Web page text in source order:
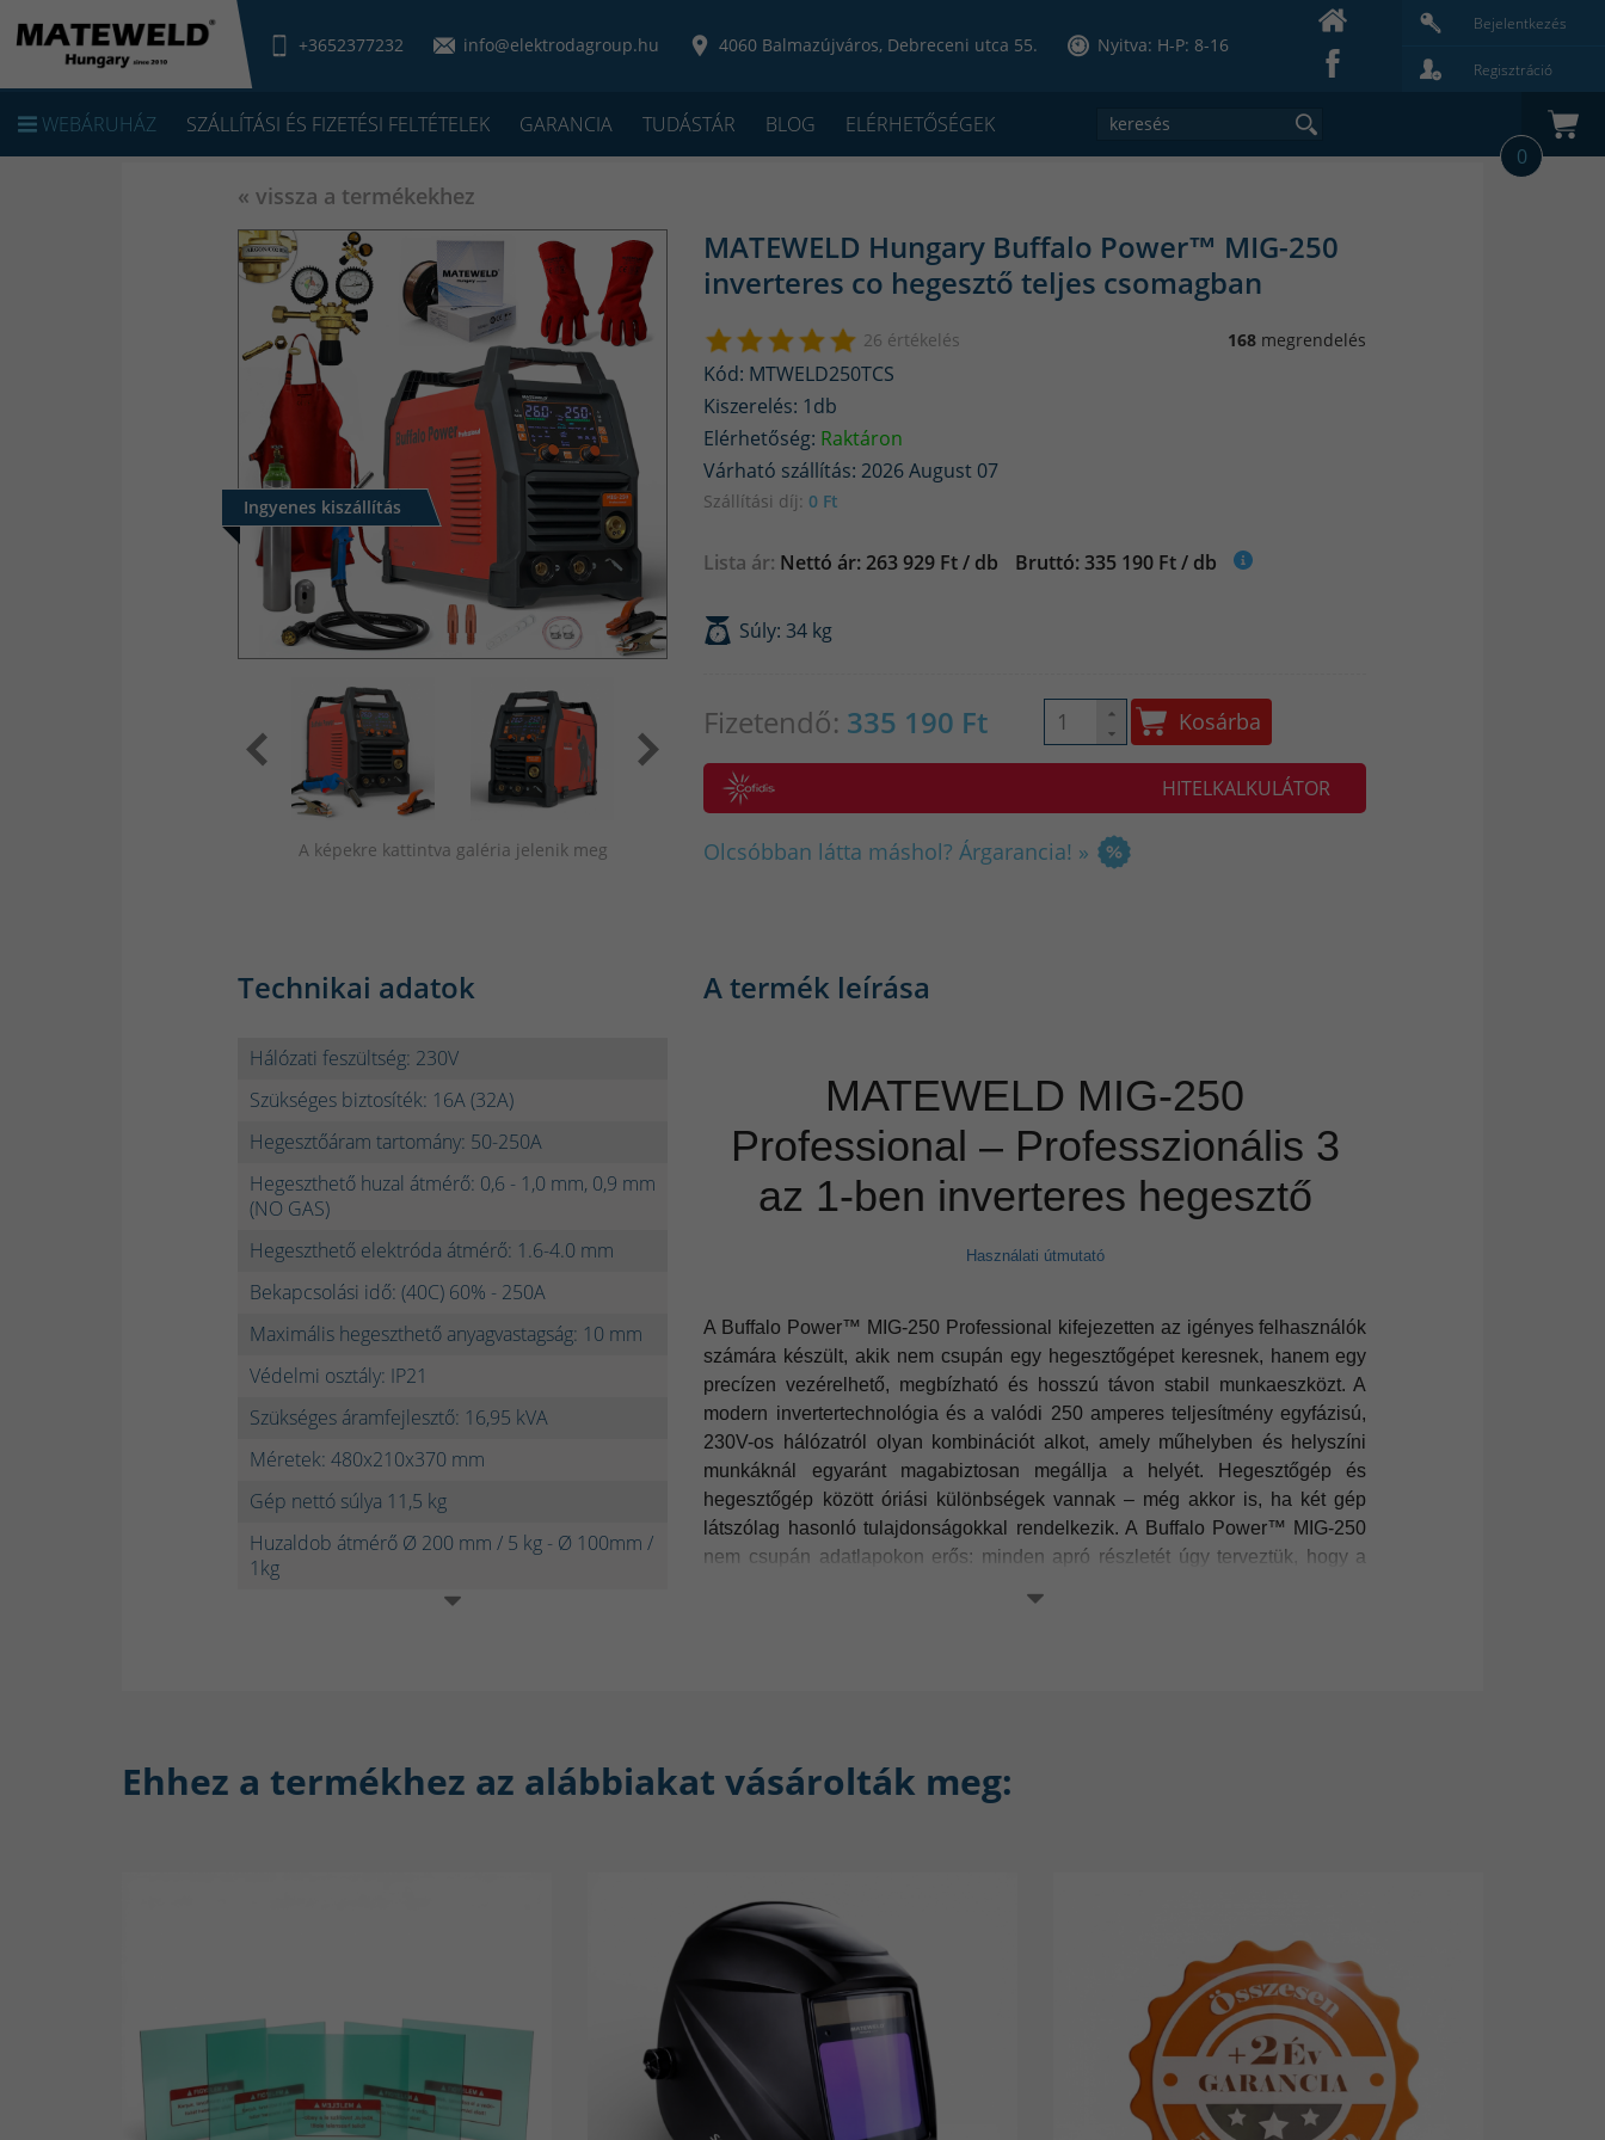
Bejelentkezés
Regisztráció
+3652377232 info@elektrodagroup.hu 4060 Balmazújváros, Debreceni utca 55. Nyitva: H-P: 8-16
WEBÁRUHÁZ SZÁLLÍTÁSI ÉS FIZETÉSI FELTÉTELEK GARANCIA TUDÁSTÁR BLOG
ELÉRHETŐSÉGEK
0
« vissza a termékekhez
Ingyenes kiszállítás
A képekre kattintva galéria jelenik meg
MATEWELD Hungary Buffalo Power™ MIG-250
inverteres co hegesztő teljes csomagban
26 értékelés 168 megrendelés
Kód: MTWELD250TCS
Kiszerelés: 1db
Elérhetőség: Raktáron
Várható szállítás: 2026 August 07
Szállítási díj: 0 Ft
Lista ár: Nettó ár: 263 929 Ft / db Bruttó: 335 190 Ft / db
Súly: 34 kg
Fizetendő: 335 190 Ft Kosárba
HITELKALKULÁTOR
Olcsóbban látta máshol? Árgarancia! »
Technikai adatok
Hálózati feszültség: 230V
Szükséges biztosíték: 16A (32A)
Hegesztőáram tartomány: 50-250A
Hegeszthető huzal átmérő: 0,6 - 1,0 mm, 0,9 mm
(NO GAS)
Hegeszthető elektróda átmérő: 1.6-4.0 mm
Bekapcsolási idő: (40C) 60% - 250A
Maximális hegeszthető anyagvastagság: 10 mm
Védelmi osztály: IP21
Szükséges áramfejlesztő: 16,95 kVA
Méretek: 480x210x370 mm
Gép nettó súlya 11,5 kg
Huzaldob átmérő Ø 200 mm / 5 kg - Ø 100mm /
1kg
A termék leírása
MATEWELD MIG-250
Professional – Professzionális 3
az 1-ben inverteres hegesztő
Használati útmutató
A Buffalo Power™ MIG-250 Professional kifejezetten az igényes felhasználók
számára készült, akik nem csupán egy hegesztőgépet keresnek, hanem egy
precízen vezérelhető, megbízható és hosszú távon stabil munkaeszközt. A
modern invertertechnológia és a valódi 250 amperes teljesítmény egyfázisú,
230V-os hálózatról olyan kombinációt alkot, amely műhelyben és helyszíni
munkáknál egyaránt magabiztosan megállja a helyét. Hegesztőgép és
hegesztőgép között óriási különbségek vannak – még akkor is, ha két gép
látszólag hasonló tulajdonságokkal rendelkezik. A Buffalo Power™ MIG-250
nem csupán adatlapokon erős: minden apró részletét úgy terveztük, hogy a
feszültség és egyéb paraméterek minden körülmények között pontosan
követhetők, ami gyors finomhangolást és ismételhető, precíz beállításokat tesz
segítséget nyújt különböző huzalátmérők, anyagvastagságok és hegesztési
eljárások esetén. Gyors támpontot ad az optimális áram- és feszültségértékek
kiválasztásához, így a gép akár több felhasználó kezében is maximális
teljesítményt nyújt.
Cégünk filozófiája egyszerű: nem csak gépet adunk,
hanem eredményt. Minden fejlesztésünk célja, hogy a hegesztő a lehető
legmagasabb minőségű, ismételhető varratokat hozhassa létre – függetlenül
az anyagtól vagy a munkakörülményektől. A Buffalo Power™ MIG-250 így nem
csak eszköz, hanem megbízható partner minden profi hegesztő számára, aki a
Ehhez a termékhez az alábbiakat vásárolták meg: